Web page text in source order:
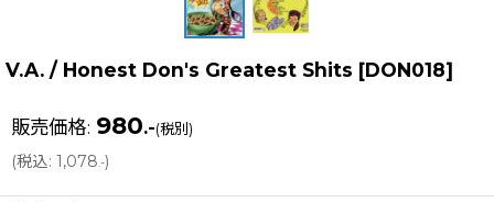
V.A. / Honest Don's Greatest Shits [DON018]
販売価格: 980.-(税別)
(税込: 1,078.-)